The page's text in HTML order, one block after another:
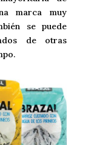
marca muy
se puede
de otras